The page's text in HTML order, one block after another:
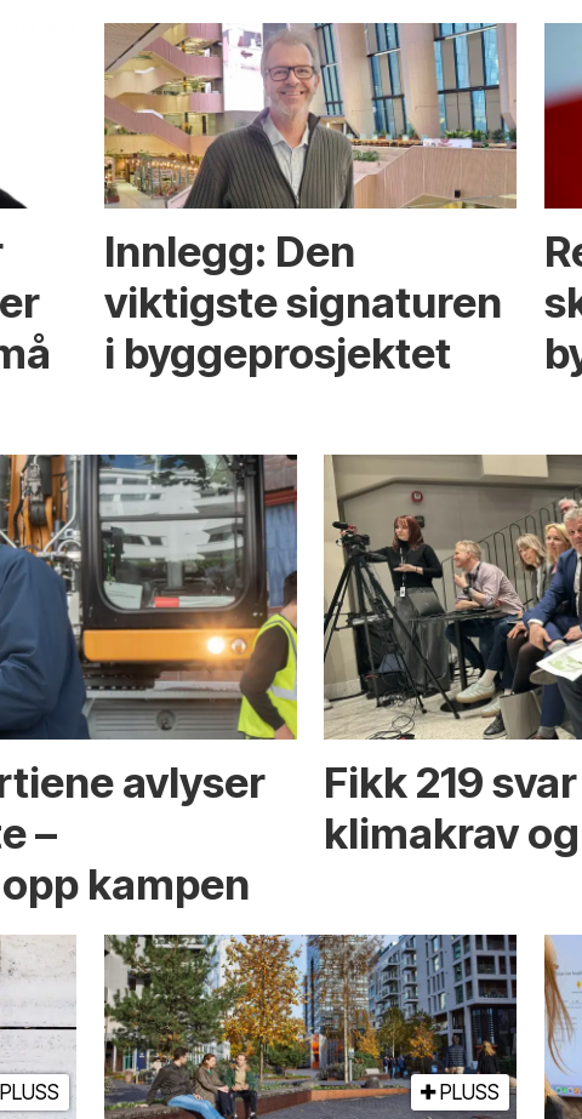
Innlegg: Den
viktigste signaturen
i bygge­­prosjektet
avlyser
–
kampen
Fikk 219
klimakrav
PLUSS